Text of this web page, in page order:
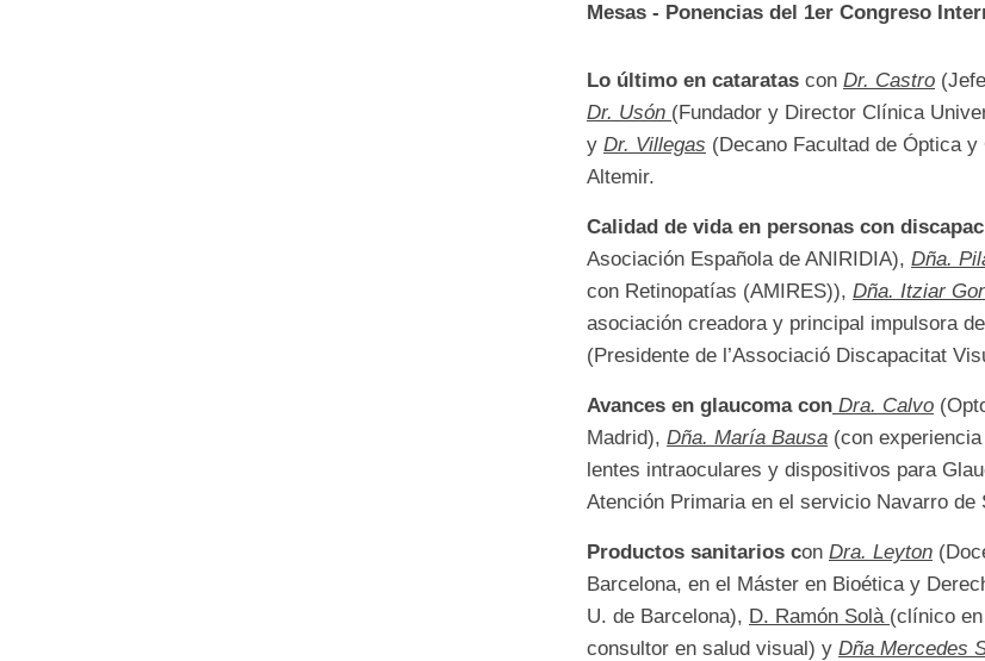
Mesas - Ponencias del 1er Congreso
Lo último en cataratas con Dr. Castro
Dr. Usón (Fundador y Director Clínica
y Dr. Villegas (Decano Facultad de Óptica
Altemir.
Calidad de vida en personas con
Asociación Española de ANIRIDIA), Dña.
con Retinopatías (AMIRES)), Dña. Itziar
asociación creadora y principal impulsora
(Presidente de l’Associació Discapacitat
Avances en glaucoma con Dra. Calvo
Madrid), Dña. María Bausa (con
lentes intraoculares y dispositivos para
Atención Primaria en el servicio Navarro de
Productos sanitarios con Dra. Leyton
Barcelona, en el Máster en Bioética y
U. de Barcelona), D. Ramón Solà (clínico
consultor en salud visual) y Dña Mercedes